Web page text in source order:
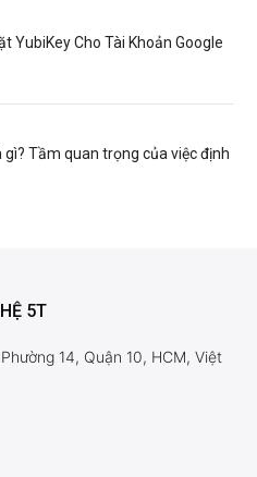
YubiKey Cho Tài Khoản Google
gì? Tầm quan trọng của việc định
5T
14, Quận 10, HCM, Việt